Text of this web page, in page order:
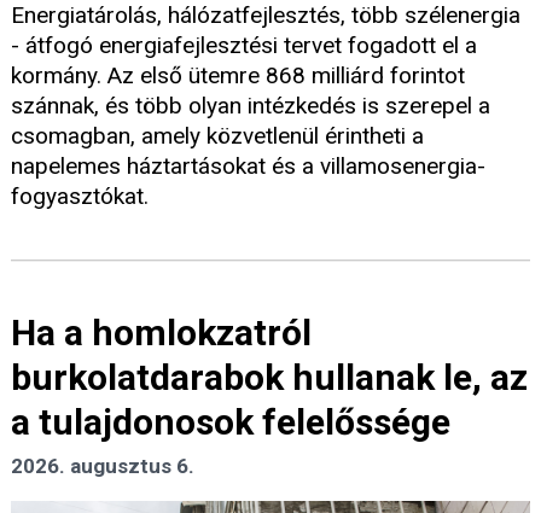
Energiatárolás, hálózatfejlesztés, több szélenergia
- átfogó energiafejlesztési tervet fogadott el a
kormány. Az első ütemre 868 milliárd forintot
szánnak, és több olyan intézkedés is szerepel a
csomagban, amely közvetlenül érintheti a
napelemes háztartásokat és a villamosenergia-
fogyasztókat.
Ha a homlokzatról
burkolatdarabok hullanak le, az
a tulajdonosok felelőssége
2026. augusztus 6.